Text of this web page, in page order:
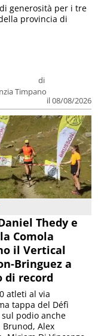
di
Timpano
il 08/08/2026
generosità per i tre
provincia di
Thedy e
Comola
il Vertical
Bringuez a
di record
atleti al via
tappa del Défì
podio anche
Alex